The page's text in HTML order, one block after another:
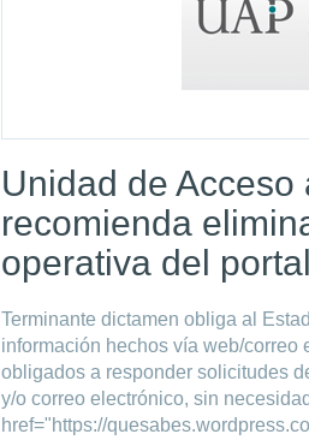
Unidad de Acceso
recomienda
operativa del
Terminante dictamen obliga al
información hechos vía web/correo
obligados a responder solicitudes
y/o correo electrónico, sin
href="https://